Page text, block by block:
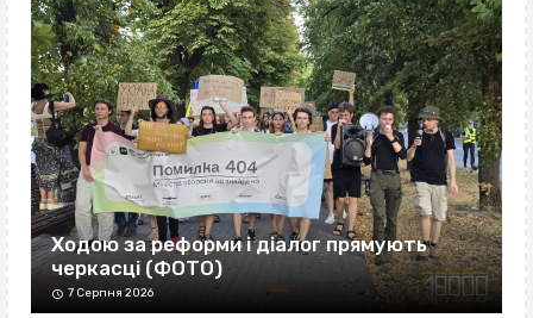
Ходою за реформи і діалог прямують
черкасці (ФОТО)
7 Серпня 2026